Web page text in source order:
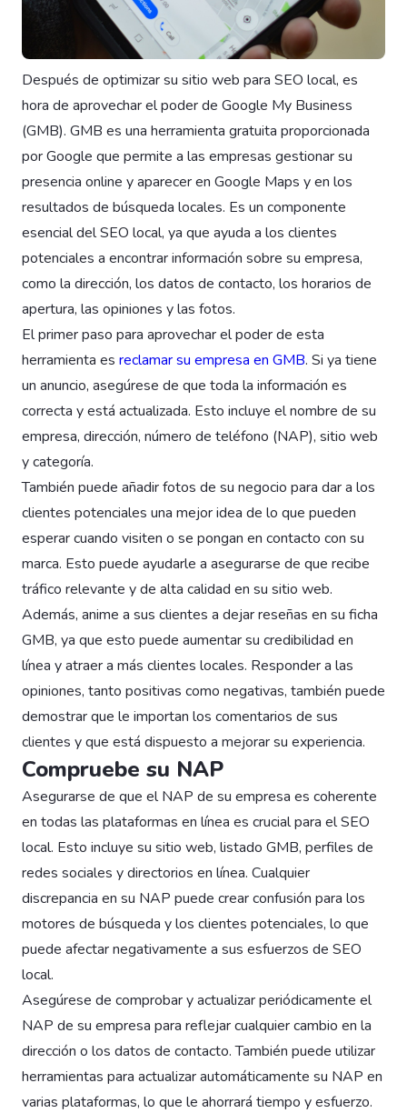
Después de optimizar su sitio web para SEO local, es
hora de aprovechar el poder de Google My Business
(GMB). GMB es una herramienta gratuita proporcionada
por Google que permite a las empresas gestionar su
presencia online y aparecer en Google Maps y en los
resultados de búsqueda locales. Es un componente
esencial del SEO local, ya que ayuda a los clientes
potenciales a encontrar información sobre su empresa,
como la dirección, los datos de contacto, los horarios de
apertura, las opiniones y las fotos.
El primer paso para aprovechar el poder de esta
herramienta es reclamar su empresa en GMB. Si ya tiene
un anuncio, asegúrese de que toda la información es
correcta y está actualizada. Esto incluye el nombre de su
empresa, dirección, número de teléfono (NAP), sitio web
y categoría.
También puede añadir fotos de su negocio para dar a los
clientes potenciales una mejor idea de lo que pueden
esperar cuando visiten o se pongan en contacto con su
marca. Esto puede ayudarle a asegurarse de que recibe
tráfico relevante y de alta calidad en su sitio web.
Además, anime a sus clientes a dejar reseñas en su ficha
GMB, ya que esto puede aumentar su credibilidad en
línea y atraer a más clientes locales. Responder a las
opiniones, tanto positivas como negativas, también puede
demostrar que le importan los comentarios de sus
clientes y que está dispuesto a mejorar su experiencia.
Compruebe su NAP
Asegurarse de que el NAP de su empresa es coherente
en todas las plataformas en línea es crucial para el SEO
local. Esto incluye su sitio web, listado GMB, perfiles de
redes sociales y directorios en línea. Cualquier
discrepancia en su NAP puede crear confusión para los
motores de búsqueda y los clientes potenciales, lo que
puede afectar negativamente a sus esfuerzos de SEO
local.
Asegúrese de comprobar y actualizar periódicamente el
NAP de su empresa para reflejar cualquier cambio en la
dirección o los datos de contacto. También puede utilizar
herramientas para actualizar automáticamente su NAP en
varias plataformas, lo que le ahorrará tiempo y esfuerzo.